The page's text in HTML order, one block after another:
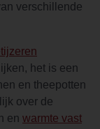
verschillende
het is een
en theepotten
over de
en warmte vast